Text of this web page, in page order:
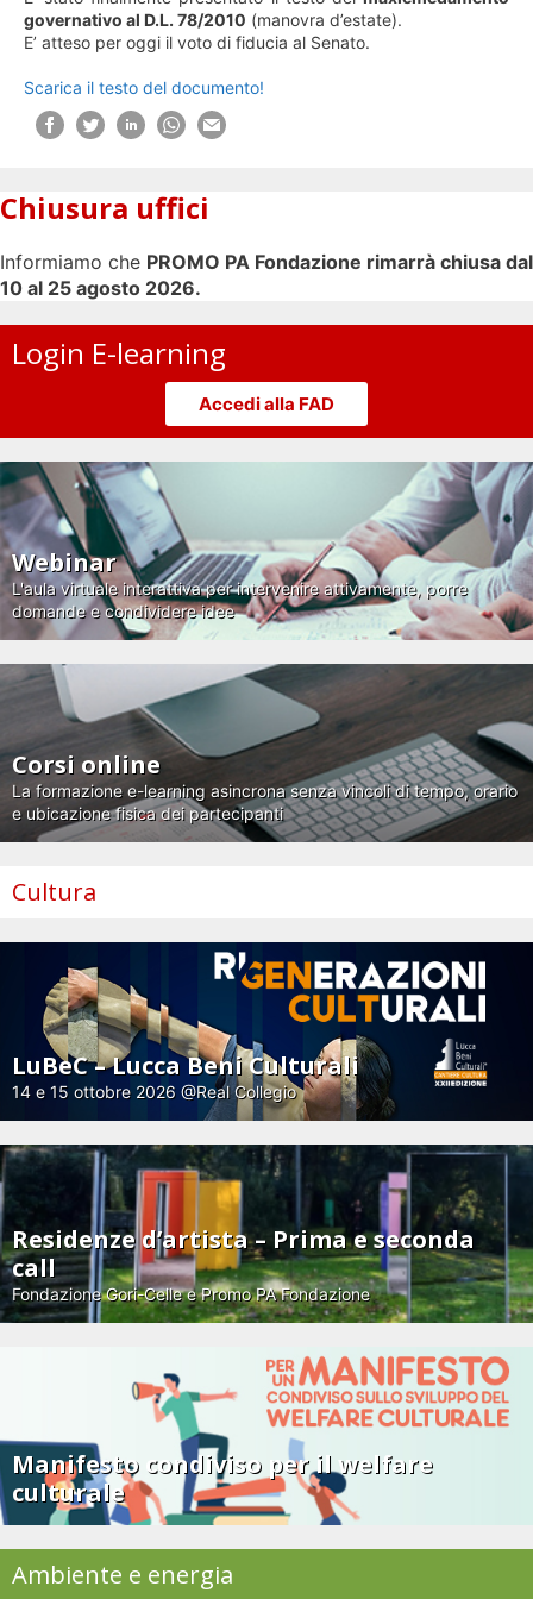
governativo al D.L. 78/2010 (manovra d’estate).
E’ atteso per oggi il voto di fiducia al Senato.
Scarica il testo del documento!
Chiusura uffici
Informiamo che PROMO PA Fondazione rimarrà chiusa dal
10 al 25 agosto 2026.
Login E-learning
Accedi alla FAD
Webinar
L'aula virtuale interattiva per intervenire attivamente, porre
domande e condividere idee
Corsi online
La formazione e-learning asincrona senza vincoli di tempo, orario
e ubicazione fisica dei partecipanti
Cultura
LuBeC – Lucca Beni Culturali
14 e 15 ottobre 2026 @Real Collegio
Residenze d’artista – Prima e seconda
call
Fondazione Gori-Celle e Promo PA Fondazione
Manifesto condiviso per il welfare
culturale
Ambiente e energia